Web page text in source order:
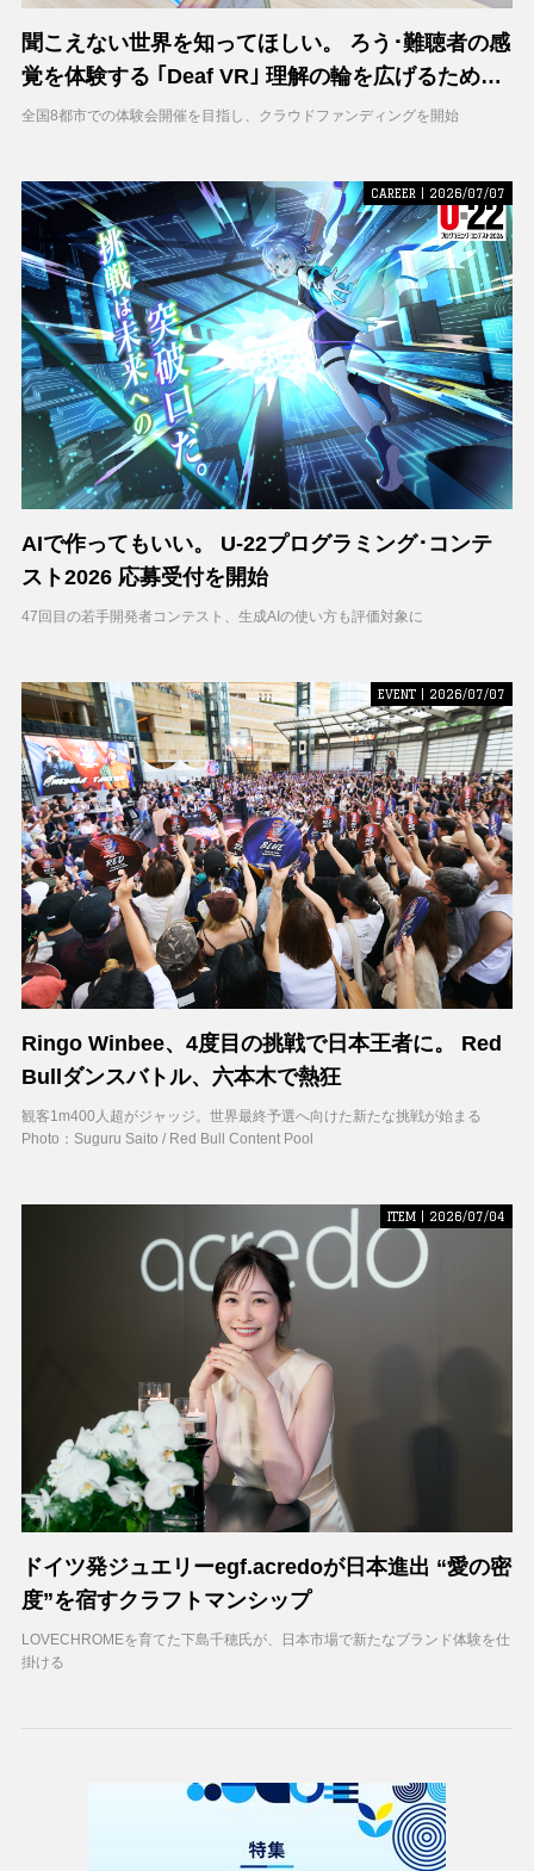
聞こえない世界を知ってほしい。 ろう･難聴者の感
覚を体験する ｢Deaf VR｣ 理解の輪を広げるため支
援募集を開始
全国8都市での体験会開催を目指し、クラウドファンディングを開始
CAREER | 2026/07/07
AIで作ってもいい。 U-22プログラミング･コンテ
スト2026 応募受付を開始
47回目の若手開発者コンテスト、生成AIの使い方も評価対象に
EVENT | 2026/07/07
Ringo Winbee、4度目の挑戦で日本王者に。 Red
Bullダンスバトル、六本木で熱狂
観客1m400人超がジャッジ。世界最終予選へ向けた新たな挑戦が始まる
Photo：Suguru Saito / Red Bull Content Pool
ITEM | 2026/07/04
ドイツ発ジュエリーegf.acredoが日本進出 “愛の密
度”を宿すクラフトマンシップ
LOVECHROMEを育てた下島千穂氏が、日本市場で新たなブランド体験を仕
掛ける